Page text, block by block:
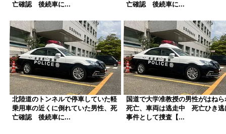
亡確認 後続車に...
亡確認 後続車に...
北陸道のトンネルで停車していた軽
乗用車の近くに倒れていた男性、死
亡確認 後続車に...
国道で大学准教授の男性がはねら
死亡、車両は逃走中 死亡ひき逃
事件として捜査【...